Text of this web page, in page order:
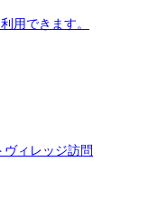
用できます。
ィレッジ訪問